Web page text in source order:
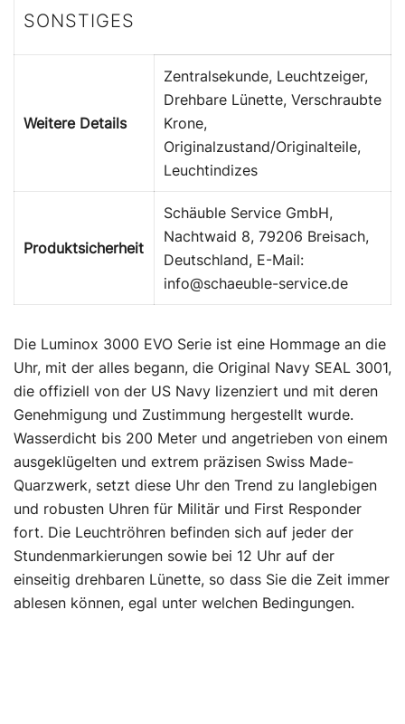
SONSTIGES
Weitere Details
Zentralsekunde, Leuchtzeiger,
Drehbare Lünette, Verschraubte
Krone,
Originalzustand/Originalteile,
Leuchtindizes
Produktsicherheit
Schäuble Service GmbH,
Nachtwaid 8, 79206 Breisach,
Deutschland, E-Mail:
info@schaeuble-service.de
Die Luminox 3000 EVO Serie ist eine Hommage an die
Uhr, mit der alles begann, die Original Navy SEAL 3001,
die offiziell von der US Navy lizenziert und mit deren
Genehmigung und Zustimmung hergestellt wurde.
Wasserdicht bis 200 Meter und angetrieben von einem
ausgeklügelten und extrem präzisen Swiss Made-
Quarzwerk, setzt diese Uhr den Trend zu langlebigen
und robusten Uhren für Militär und First Responder
fort. Die Leuchtröhren befinden sich auf jeder der
Stundenmarkierungen sowie bei 12 Uhr auf der
einseitig drehbaren Lünette, so dass Sie die Zeit immer
ablesen können, egal unter welchen Bedingungen.